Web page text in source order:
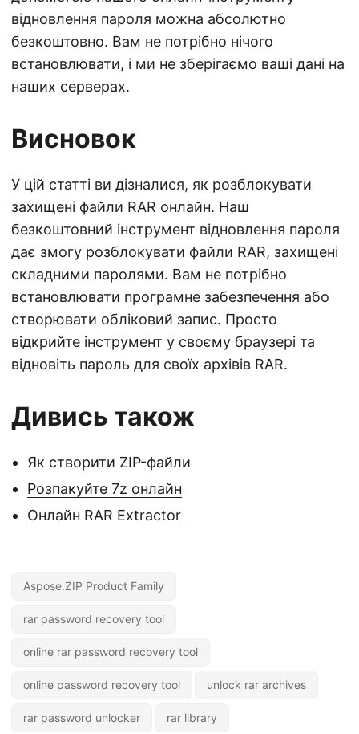
відновлення пароля можна абсолютно
безкоштовно. Вам не потрібно нічого
встановлювати, і ми не зберігаємо ваші дані на
наших серверах.
Висновок
У цій статті ви дізналися, як розблокувати
захищені файли RAR онлайн. Наш
безкоштовний інструмент відновлення пароля
дає змогу розблокувати файли RAR, захищені
складними паролями. Вам не потрібно
встановлювати програмне забезпечення або
створювати обліковий запис. Просто
відкрийте інструмент у своєму браузері та
відновіть пароль для своїх архівів RAR.
Дивись також
Як створити ZIP-файли
Розпакуйте 7z онлайн
Онлайн RAR Extractor
Aspose.ZIP Product Family
rar password recovery tool
online rar password recovery tool
online password recovery tool unlock rar archives
rar password unlocker rar library